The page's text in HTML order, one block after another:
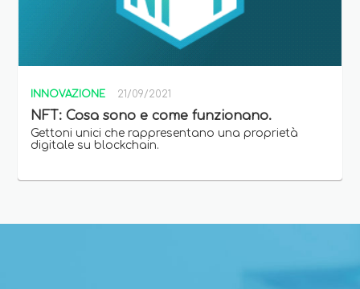
INNOVAZIONE 21/09/2021
NFT: Cosa sono e come funzionano.
Gettoni unici che rappresentano una proprietà
digitale su blockchain.